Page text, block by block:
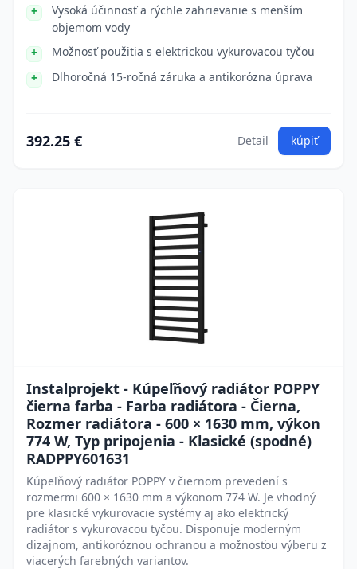
Vysoká účinnosť a rýchle zahrievanie s menším
objemom vody
Možnosť použitia s elektrickou vykurovacou tyčou
Dlhoročná 15-ročná záruka a antikorózna úprava
392.25 € Detail kúpiť
Instalprojekt - Kúpeľňový radiátor POPPY
čierna farba - Farba radiátora - Čierna,
Rozmer radiátora - 600 × 1630 mm, výkon
774 W, Typ pripojenia - Klasické (spodné)
RADPPY601631
Kúpeľňový radiátor POPPY v čiernom prevedení s
rozmermi 600 × 1630 mm a výkonom 774 W. Je vhodný
pre klasické vykurovacie systémy aj ako elektrický
radiátor s vykurovacou tyčou. Disponuje moderným
dizajnom, antikoróznou ochranou a možnosťou výberu z
viacerých farebných variantov.